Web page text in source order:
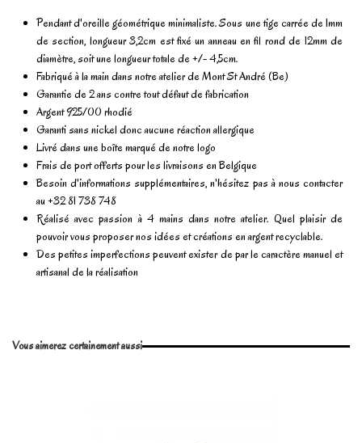
Pendant d'oreille géométrique minimaliste. Sous une tige carrée de 1mm
de section, longueur 3,2cm est fixé un anneau en fil rond de 12mm de
diamètre, soit une longueur totale de +/- 4,5cm.
Fabriqué à la main dans notre atelier de Mont St André (Be)
Garantie de 2 ans contre tout défaut de fabrication
Argent 925/00 rhodié
Garanti sans nickel donc aucune réaction allergique
Livré dans une boîte marqué de notre logo
Frais de port offerts pour les livraisons en Belgique
Besoin d'informations supplémentaires, n'hésitez pas à nous contacter
au +32 81 738 748
Réalisé avec passion à 4 mains dans notre atelier. Quel plaisir de
pouvoir vous proposer nos idées et créations en argent recyclable.
Des petites imperfections peuvent exister de par le caractère manuel et
artisanal de la réalisation
Marque
Vous aimerez certainement aussi